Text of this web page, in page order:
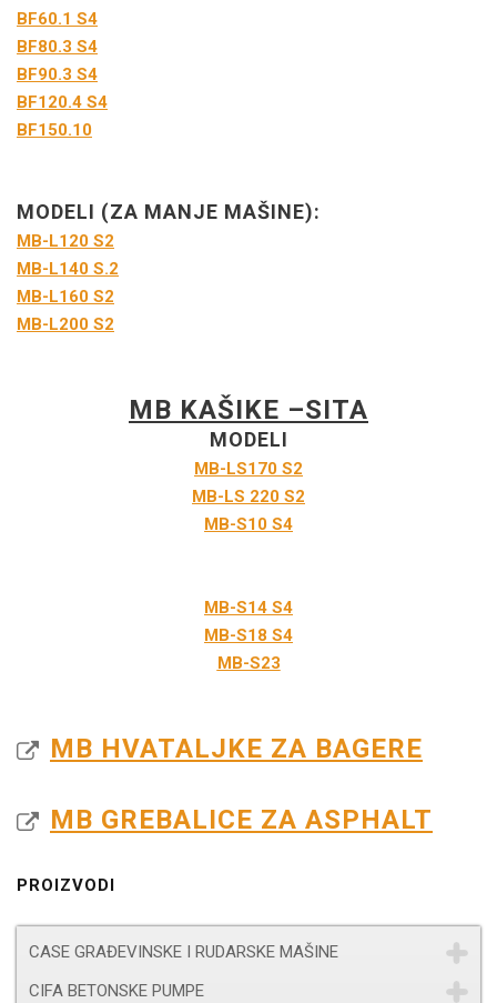
BF60.1 S4
BF80.3 S4
BF90.3 S4
BF120.4 S4
BF150.10
MODELI (ZA MANJE MAŠINE):
MB-L120 S2
MB-L140 S.2
MB-L160 S2
MB-L200 S2
MB KAŠIKE –SITA
MODELI
MB-LS170 S2
MB-LS 220 S2
MB-S10 S4
MB-S14 S4
MB-S18 S4
MB-S23
MB HVATALJKE ZA BAGERE
MB GREBALICE ZA ASPHALT
PROIZVODI
CASE GRAĐEVINSKE I RUDARSKE MAŠINE
CIFA BETONSKE PUMPE